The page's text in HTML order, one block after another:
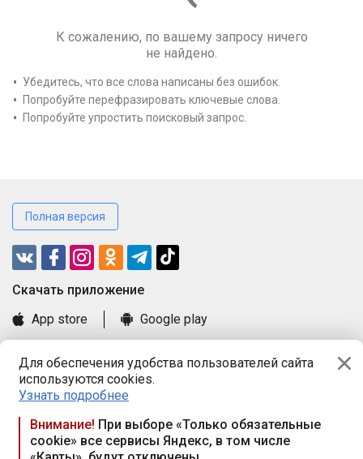
Для обеспечения удобства пользователей сайта
используются cookies.
Узнать подробнее
Внимание! При выборе «Только обязательные
cookie» все сервисы Яндекс, в том числе
К сожалению, по вашему запросу ничего
не найдено.
Убедитесь, что все слова написаны без ошибок.
Попробуйте перефразировать ключевые слова.
Попробуйте упростить поисковый запрос.
Полная версия
Cкачать приложение
App store
Google play
Книга замечаний и предложений
Правила и документы
Praca.by © 2000—2026, ООО «ПРАЦА БАЙ»
Республика Беларусь, 220114, г. Минск, пр-т Независимости
117а, пом. № 9.